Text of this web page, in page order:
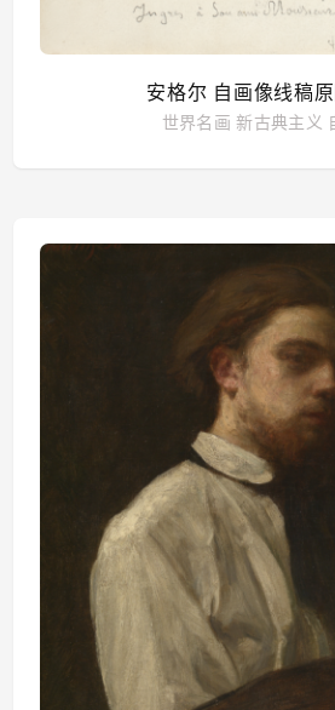
安格尔 自画像线稿
世界名画 新古典主义